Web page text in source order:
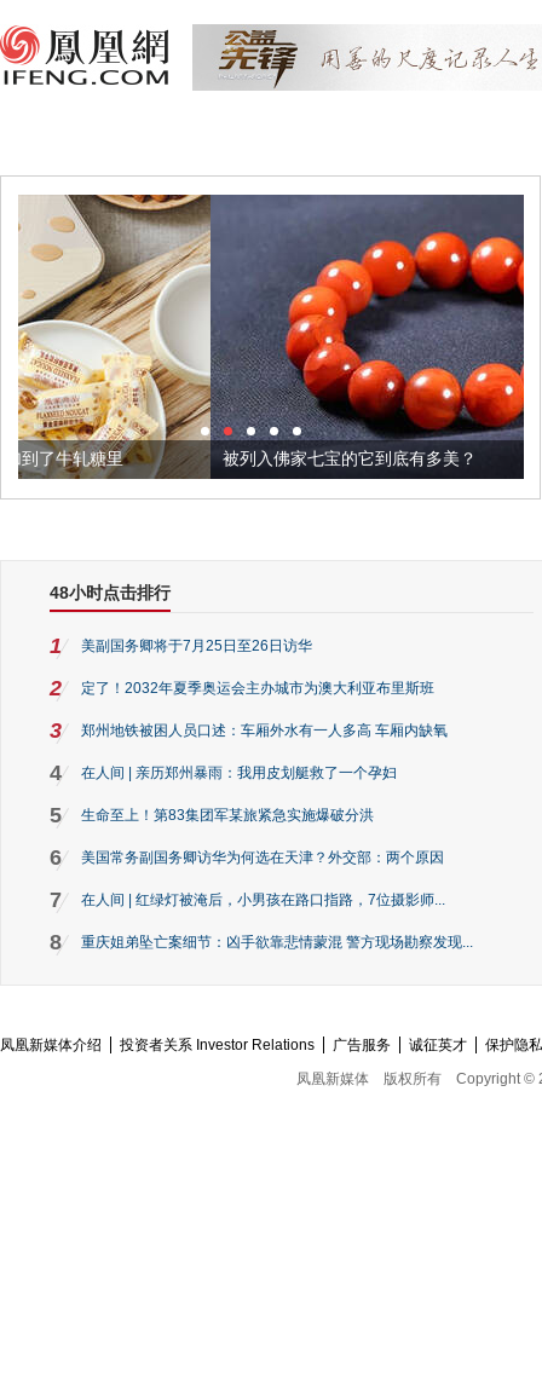
被列入佛家七宝的它到底有多美？
48小时点击排行
1 美副国务卿将于7月25日至26日访华
2 定了！2032年夏季奥运会主办城市为澳大利亚布里斯班
3 郑州地铁被困人员口述：车厢外水有一人多高 车厢内缺氧
4 在人间 | 亲历郑州暴雨：我用皮划艇救了一个孕妇
5 生命至上！第83集团军某旅紧急实施爆破分洪
6 美国常务副国务卿访华为何选在天津？外交部：两个原因
7 在人间 | 红绿灯被淹后，小男孩在路口指路，7位摄影师...
8 重庆姐弟坠亡案细节：凶手欲靠悲情蒙混 警方现场勘察发现...
凤凰新媒体介绍 投资者关系 Investor Relations 广告服务 诚征英才
保护隐
凤凰新媒体
版权所有 Copyright ©